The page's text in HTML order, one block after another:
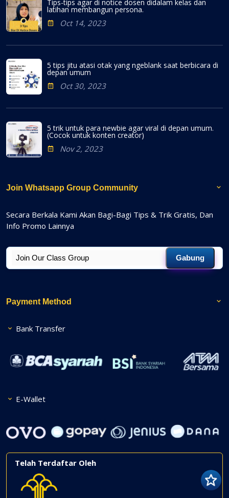
Tips-tips agar di notice dosen didalam kelas dan
latihan membangun persona.
Oct 14, 2023
5 tips jitu atasi otak yang ngeblank saat berbicara di
depan umum
Oct 30, 2023
5 trik untuk para newbie agar viral di depan umum.
(Cocok untuk konten creator)
Nov 2, 2023
Join Whatsapp Group Community
Secara Berkala Kami Akan Bagi-Bagi Tips & Trik Gratis, Dan
Info Promo Lainnya
Gabung
Payment Method
Bank Transfer
E-Wallet
Telah Terdaftar Oleh